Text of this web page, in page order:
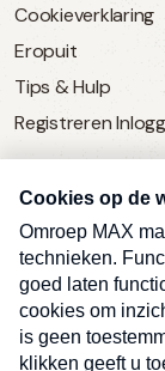
Cookieverklaring
Eropuit
Tips & Hulp
Registreren
SERVICE
Over Omroep
MAX Vandaag
MAX Meldpunt
Pers